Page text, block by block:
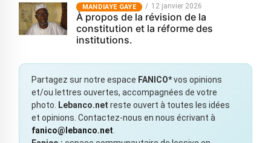
MANDIAYE GAYE 12 janvier 2026
À propos de la révision de la
constitution et la réforme des
institutions.
Partagez sur notre espace FANICO*vos opinions
et/ou lettres ouvertes, accompagnées de votre
photo.
Lebanco.net reste ouvert à toutes les idées
et opinions. Contactez-nous en nous écrivant à
fanico@lebanco.net